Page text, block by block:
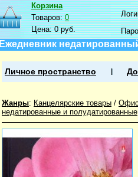
Корзина
Товаров:0
Цена:0 руб.
Ежедневник
Личное пространство
Жанры: Канцелярские товары /
недатированные и полудатированные